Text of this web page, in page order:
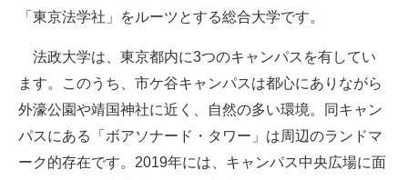
「東京法学社」をルーツとする総合大学です。
法政大学は、東京都内に3つのキャンパスを有してい
ます。このうち、市ケ谷キャンパスは都心にありながら
外濠公園や靖国神社に近く、自然の多い環境。同キャン
パスにある「ボアソナード・タワー」は周辺のランドマ
ーク的存在です。2019年には、キャンパス中央広場に面